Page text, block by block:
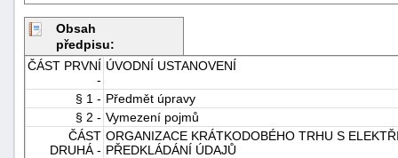
Obsah
předpisu:
ČÁST PRVNÍ
-
ÚVODNÍ USTANOVENÍ
§ 1 - Předmět úpravy
§ 2 - Vymezení pojmů
ČÁST
DRUHÁ -
ORGANIZACE KRÁTKODOBÉHO TRHU S
PŘEDKLÁDÁNÍ ÚDAJŮ